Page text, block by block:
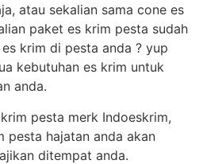
atau sekalian sama cone es
paket es krim pesta sudah
krim di pesta anda ? yup
kebutuhan es krim untuk
anda.
pesta merk Indoeskrim,
pesta hajatan anda akan
ditempat anda.